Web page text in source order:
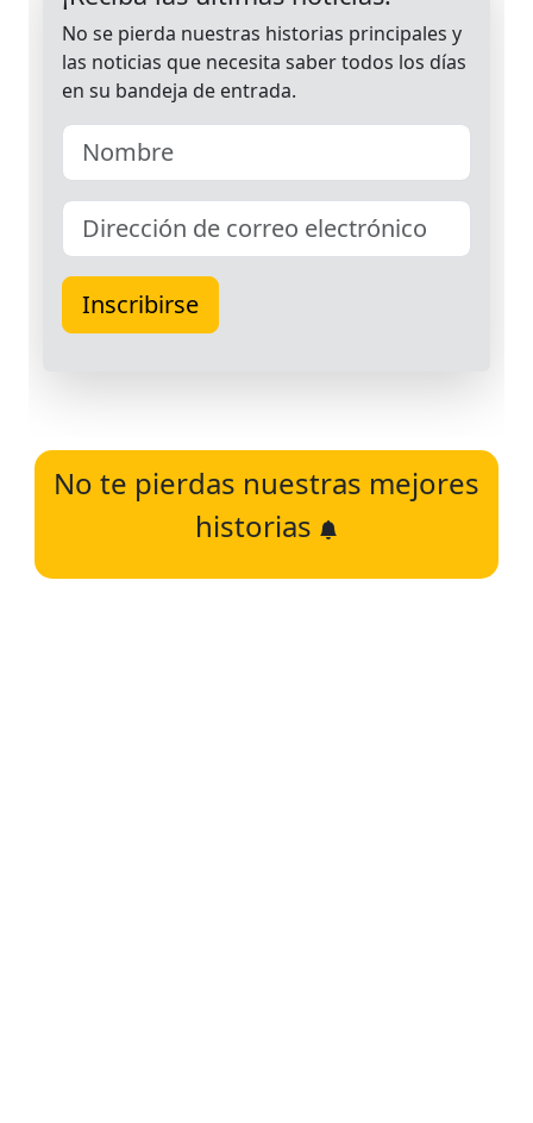
No te pierdas nuestras mejores
historias